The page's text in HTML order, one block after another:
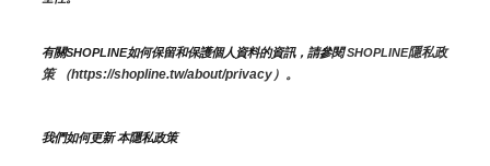
有關SHOPLINE如何保留和保護個人資料的資訊，請參閱 SHOPLINE隱私政
策 （https://shopline.tw/about/privacy）。
我們如何更新 本隱私政策